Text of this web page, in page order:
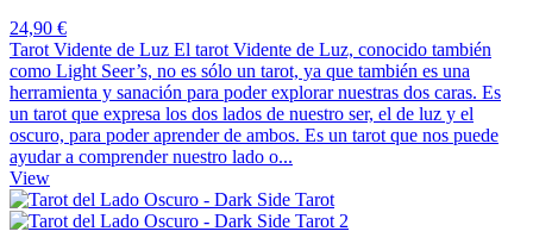
24,90 €
Tarot Vidente de Luz El tarot Vidente de Luz, conocido también
como Light Seer’s, no es sólo un tarot, ya que también es una
herramienta y sanación para poder explorar nuestras dos caras. Es
un tarot que expresa los dos lados de nuestro ser, el de luz y el
oscuro, para poder aprender de ambos. Es un tarot que nos puede
ayudar a comprender nuestro lado o...
View